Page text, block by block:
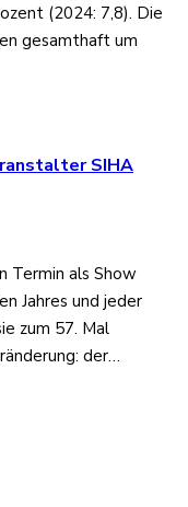
(2024: 7,8). Die
gesamthaft um
SIHA
Termin als Show
Jahres und jeder
zum 57. Mal
der…